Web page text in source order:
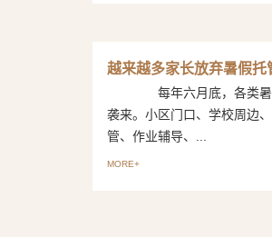
越来越多家长放弃暑假
每年六月底，各类暑假
袭来。小区门口、学校周边
管、作业辅导、...
MORE+